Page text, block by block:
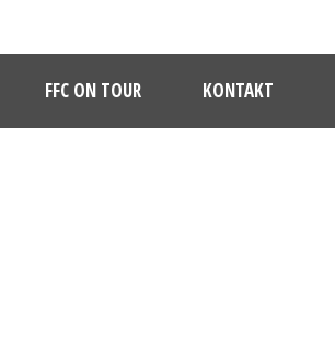
FFC ON TOUR KONTAKT